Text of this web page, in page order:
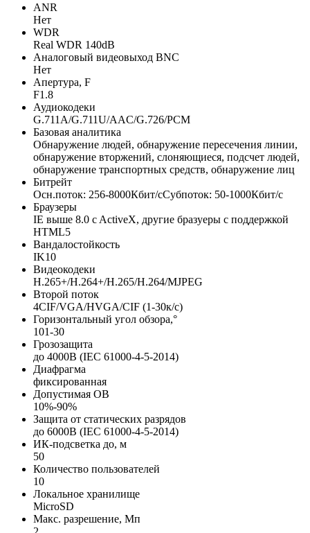
ANR
Нет
WDR
Real WDR 140dB
Аналоговый видеовыход BNC
Нет
Апертура, F
F1.8
Аудиокодеки
G.711A/G.711U/AAC/G.726/PCM
Базовая аналитика
Обнаружение людей, обнаружение пересечения линии,
обнаружение вторжений, слоняющиеся, подсчет людей,
обнаружение транспортных средств, обнаружение лиц
Битрейт
Осн.поток: 256-8000Кбит/сСубпоток: 50-1000Кбит/с
Браузеры
IE выше 8.0 c ActiveX, другие бразуеры с поддержкой
HTML5
Вандалостойкость
IK10
Видеокодеки
H.265+/H.264+/H.265/H.264/MJPEG
Второй поток
4CIF/VGA/HVGA/CIF (1-30к/с)
Горизонтальный угол обзора,°
101-30
Грозозащита
до 4000В (IEC 61000-4-5-2014)
Диафрагма
фиксированная
Допустимая ОВ
10%-90%
Защита от статических разрядов
до 6000В (IEC 61000-4-5-2014)
ИК-подсветка до, м
50
Количество пользователей
10
Локальное хранилище
MicroSD
Макс. разрешение, Мп